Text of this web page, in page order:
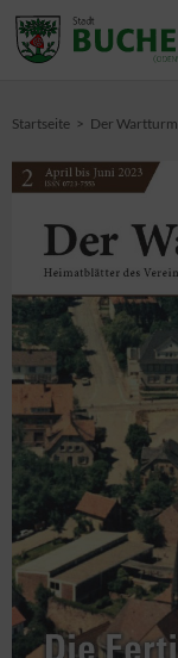
Startseite Der Wartturm